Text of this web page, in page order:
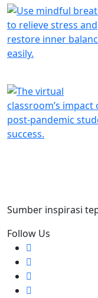
Sumber inspirasi
Follow Us